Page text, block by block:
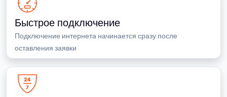
Быстрое подключение
Подключение интернета начинается сразу после
оставления заявки